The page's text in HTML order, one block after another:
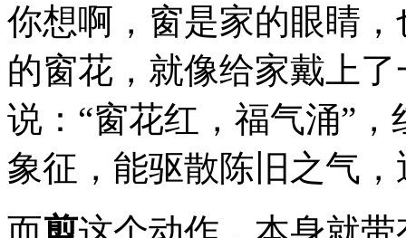
你想啊，窗是家的眼睛
的窗花，就像给家戴上
说：“窗花红，福气涌”
象征，能驱散陈旧之气